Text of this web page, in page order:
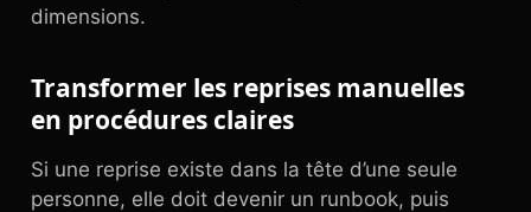
dimensions.
Transformer les reprises manuelles
en procédures claires
Si une reprise existe dans la tête d’une seule
personne, elle doit devenir un runbook, puis